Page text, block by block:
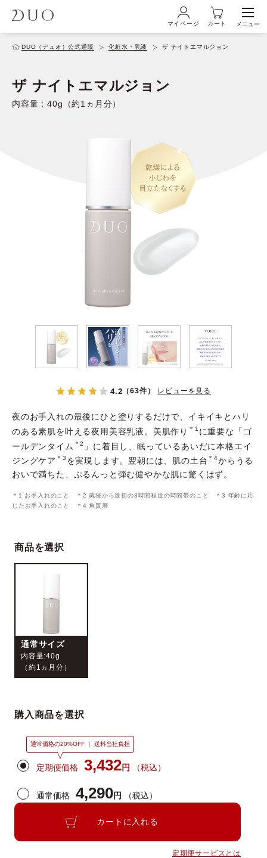
ログイン・新規会員登録
初めての方へ
スペシャルコンテンツ
美容情報を発信・キレイをサポートするWebメディア
ベストコスメ受賞履歴
マイページ カート メニュー
DUO（デュオ）公式通販 化粧水・乳液 ザ ナイトエマルジョン
ザ ナイトエマルジョン
内容量：40g（約1ヵ月分）
4.2 （63件） レビューを見る
夜のお手入れの最後にひと塗りするだけで、イキイキとハリ
のある素肌を叶える夜用美容乳液。美肌作り
＊1 に重要な「ゴ
ールデンタイム ＊2
」に着目し、眠っているあいだに本格エイ
ジングケア ＊3 を実現します。翌朝には、肌の土台 ＊4からうる
おいで満ちた、ぷるんっと弾む健やかな肌に驚くはず。
＊1 お手入れのこと ＊2 就寝から最初の3時間程度の時間帯のこと ＊3 年齢に応
じたお手入れのこと ＊4 角質層
商品を選択
通常サイズ
内容量:40g
（約1ヵ月分）
購入商品を選択
定期便価格 3,432円 （税込）
通常価格の20%OFF ｜ 送料当社負担
通常価格 4,290円 （税込）
カートに入れる
定期便サービスとは